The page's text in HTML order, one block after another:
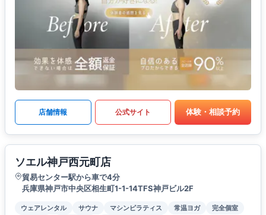
店舗情報 公式サイト 体験・相談予約
ソエル神戸西元町店
貿易センター駅から車で4分
兵庫県神戸市中央区相生町1-1-14TFS神戸ビル2F
ウェアレンタル サウナ マシンピラティス 常温ヨガ
完全個室